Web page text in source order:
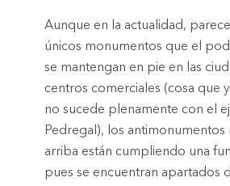
Aunque en la actualidad,
únicos monumentos que el
se mantengan en pie en las
centros comerciales (cosa que
no sucede plenamente con el
Pedregal), los antimonumentos
arriba están cumpliendo una
pues se encuentran apartados